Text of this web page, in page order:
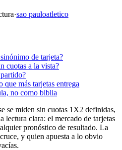
·sao pauloatletico
de tarjeta?
cuotas a la vista?
más tarjetas entrega
no como biblia
se miden sin cuotas 1X2 definidas,
lectura clara: el mercado de tarjetas
pronóstico de resultado. La
y quien apuesta a lo obvio